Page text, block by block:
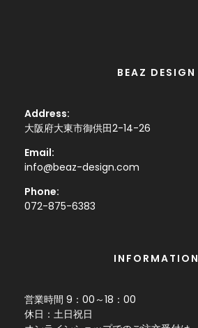
BEAZ DESIGN
Address:
大阪府大東市御供田2-14-26
Email:
info@beaz-design.com
Phone:
072-875-6383
INFORMATION
営業時間 9：00～18：00
休日：土日祝日